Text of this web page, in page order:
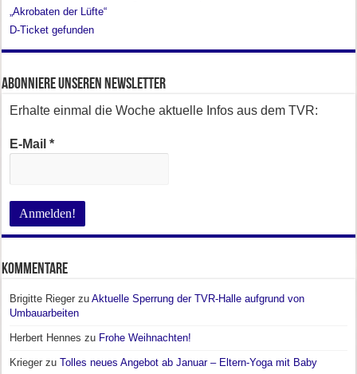
„Akrobaten der Lüfte“
D-Ticket gefunden
Abonniere unseren Newsletter
Erhalte einmal die Woche aktuelle Infos aus dem TVR:
E-Mail*
Kommentare
Brigitte Rieger zuAktuelle Sperrung der TVR-Halle aufgrund von
Umbauarbeiten
Herbert Hennes zu Frohe Weihnachten!
Krieger zuTolles neues Angebot ab Januar – Eltern-Yoga mit Baby